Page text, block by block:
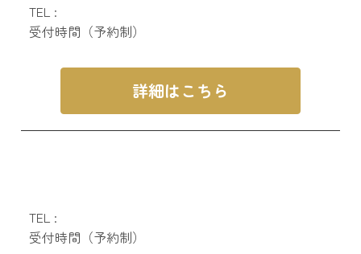
TEL :
受付時間（予約制）
詳細はこちら
TEL :
受付時間（予約制）